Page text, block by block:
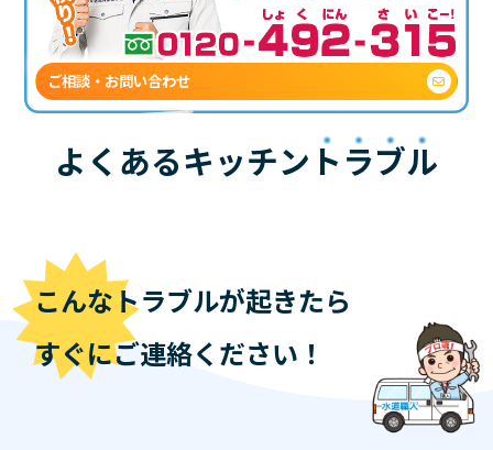
ご相談・お問い合わせ
よくあるキッチン トラブル
こんなトラブルが起きたら
すぐにご連絡ください！